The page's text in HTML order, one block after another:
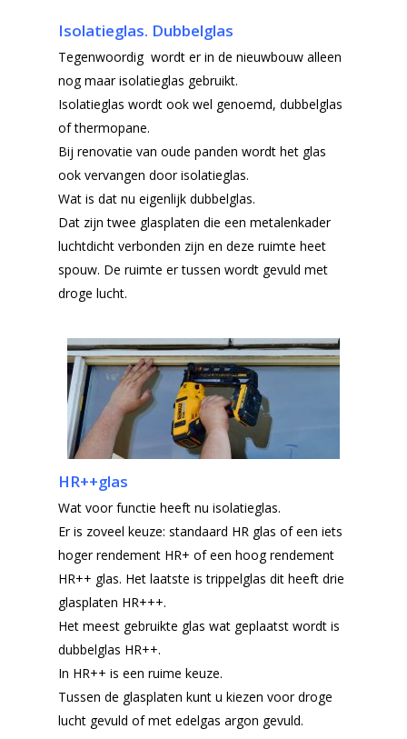
Isolatieglas. Dubbelglas
Tegenwoordig wordt er in de nieuwbouw alleen
nog maar isolatieglas gebruikt.
Isolatieglas wordt ook wel genoemd, dubbelglas
of thermopane.
Bij renovatie van oude panden wordt het glas
ook vervangen door isolatieglas.
Wat is dat nu eigenlijk dubbelglas.
Dat zijn twee glasplaten die een metalenkader
luchtdicht verbonden zijn en deze ruimte heet
spouw. De ruimte er tussen wordt gevuld met
droge lucht.
HR++glas
Wat voor functie heeft nu isolatieglas.
Er is zoveel keuze: standaard HR glas of een iets
hoger rendement HR+ of een hoog rendement
HR++ glas. Het laatste is trippelglas dit heeft drie
glasplaten HR+++.
Het meest gebruikte glas wat geplaatst wordt is
dubbelglas HR++.
In HR++ is een ruime keuze.
Tussen de glasplaten kunt u kiezen voor droge
lucht gevuld of met edelgas argon gevuld.